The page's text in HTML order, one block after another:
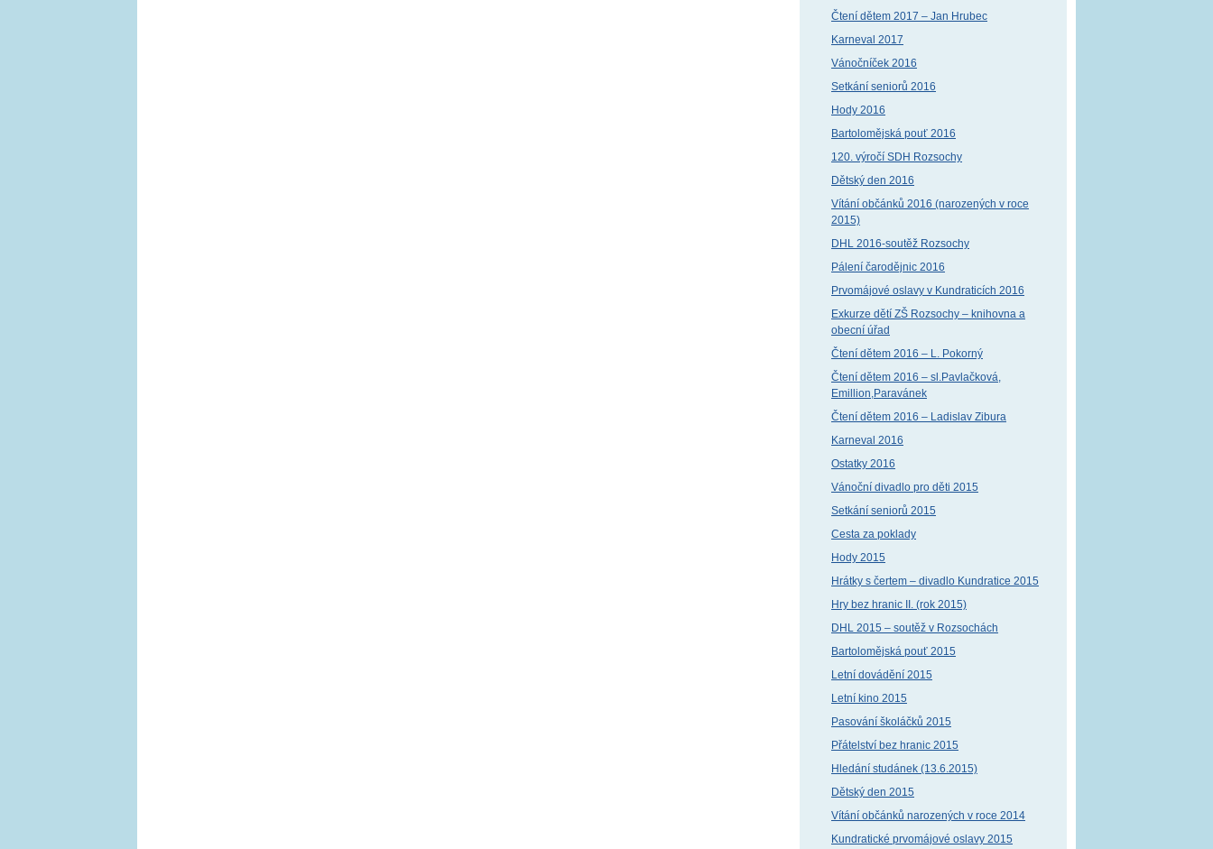
Čtení dětem 2017 – Jan Hrubec
Karneval 2017
Vánočníček 2016
Setkání seniorů 2016
Hody 2016
Bartolomějská pouť 2016
120. výročí SDH Rozsochy
Dětský den 2016
Vítání občánků 2016 (narozených v roce
2015)
DHL 2016-soutěž Rozsochy
Pálení čarodějnic 2016
Prvomájové oslavy v Kundraticích 2016
Exkurze dětí ZŠ Rozsochy – knihovna a
obecní úřad
Čtení dětem 2016 – L. Pokorný
Čtení dětem 2016 – sl.Pavlačková,
Emillion,Paravánek
Čtení dětem 2016 – Ladislav Zibura
Karneval 2016
Ostatky 2016
Vánoční divadlo pro děti 2015
Setkání seniorů 2015
Cesta za poklady
Hody 2015
Hrátky s čertem – divadlo Kundratice 2015
Hry bez hranic II. (rok 2015)
DHL 2015 – soutěž v Rozsochách
Bartolomějská pouť 2015
Letní dovádění 2015
Letní kino 2015
Pasování školáčků 2015
Přátelství bez hranic 2015
Hledání studánek (13.6.2015)
Dětský den 2015
Vítání občánků narozených v roce 2014
Kundratické prvomájové oslavy 2015